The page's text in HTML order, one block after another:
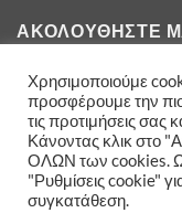
ΑΚΟΛΟΥΘΉΣΤΕ
Χρησιμοποιούμε
προσφέρουμε την
τις προτιμήσεις σας
Κάνοντας κλικ στο
ΟΛΩΝ των cookies.
"Ρυθμίσεις cookie"
συγκατάθεση.